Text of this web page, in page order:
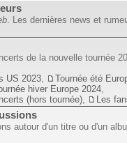
. Les dernières news et
de la nouvelle tournée
US 2023
Tournée été
hiver Europe 2024
(hors tournée)
Les
autour d'un titre ou d'un